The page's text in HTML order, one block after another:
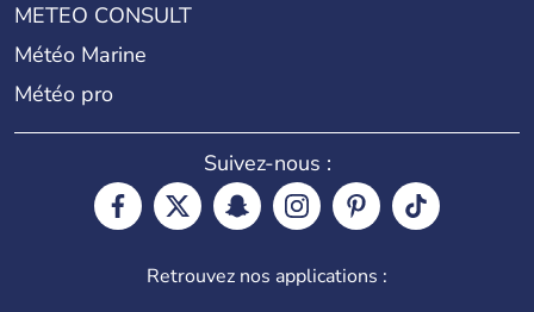
METEO CONSULT
Météo Marine
Météo pro
Suivez-nous :
Retrouvez nos applications :